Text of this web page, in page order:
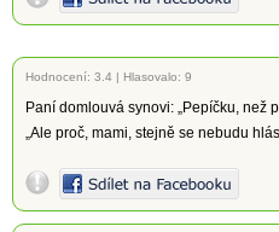
Hodnocení: 3.4 | Hlasovalo: 9
Paní domlouvá synovi: „Pepíčku, než
„Ale proč, mami, stejně se nebudu